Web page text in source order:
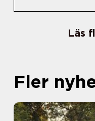
Läs
Fler